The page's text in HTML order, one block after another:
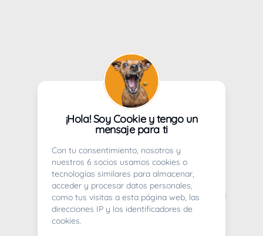
¡Hola! Soy Cookie y tengo un
mensaje para ti
Con tu consentimiento, nosotros y
nuestros 6 socios usamos cookies o
tecnologías similares para almacenar,
acceder y procesar datos personales,
como tus visitas a esta página web, las
direcciones IP y los identificadores de
cookies.